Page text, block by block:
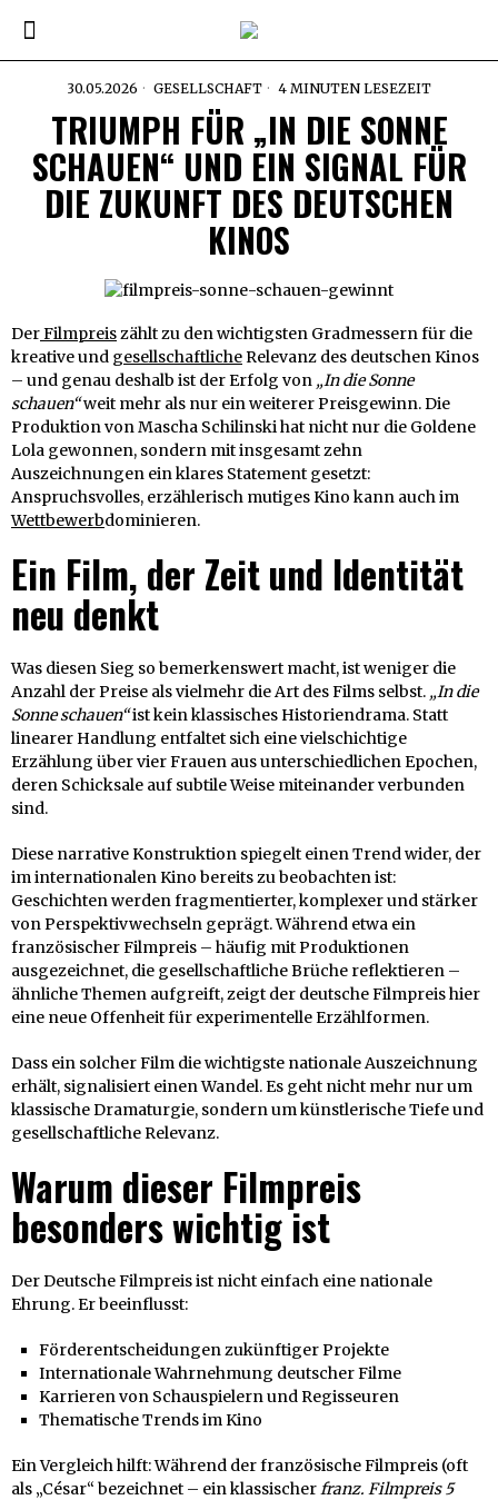
30.05.2026 GESELLSCHAFT 4 MINUTEN LESEZEIT
TRIUMPH FÜR „IN DIE SONNE
SCHAUEN“ UND EIN SIGNAL FÜR
DIE ZUKUNFT DES DEUTSCHEN
KINOS
DerFilmpreiszählt zu den wichtigsten Gradmessern für die
kreative und gesellschaftlicheRelevanz des deutschen Kinos
– und genau deshalb ist der Erfolg von „In die Sonne
schauen“weit mehr als nur ein weiterer Preisgewinn. Die
Produktion von Mascha Schilinski hat nicht nur die Goldene
Lola gewonnen, sondern mit insgesamt zehn
Auszeichnungen ein klares Statement gesetzt:
Anspruchsvolles, erzählerisch mutiges Kino kann auch im
Wettbewerbdominieren.
Ein Film, der Zeit und Identität
neu denkt
Was diesen Sieg so bemerkenswert macht, ist weniger die
Anzahl der Preise als vielmehr die Art des Films selbst. „In die
Sonne schauen“ist kein klassisches Historiendrama. Statt
linearer Handlung entfaltet sich eine vielschichtige
Erzählung über vier Frauen aus unterschiedlichen Epochen,
deren Schicksale auf subtile Weise miteinander verbunden
sind.
Diese narrative Konstruktion spiegelt einen Trend wider, der
im internationalen Kino bereits zu beobachten ist:
Geschichten werden fragmentierter, komplexer und stärker
von Perspektivwechseln geprägt. Während etwa ein
französischer Filmpreis – häufig mit Produktionen
ausgezeichnet, die gesellschaftliche Brüche reflektieren –
ähnliche Themen aufgreift, zeigt der deutsche Filmpreis hier
eine neue Offenheit für experimentelle Erzählformen.
Dass ein solcher Film die wichtigste nationale Auszeichnung
erhält, signalisiert einen Wandel. Es geht nicht mehr nur um
klassische Dramaturgie, sondern um künstlerische Tiefe und
gesellschaftliche Relevanz.
Warum dieser Filmpreis
besonders wichtig ist
Der Deutsche Filmpreis ist nicht einfach eine nationale
Ehrung. Er beeinflusst:
Förderentscheidungen zukünftiger Projekte
Internationale Wahrnehmung deutscher Filme
Karrieren von Schauspielern und Regisseuren
Thematische Trends im Kino
Ein Vergleich hilft: Während der französische Filmpreis (oft
als „César“ bezeichnet – ein klassischerfranz. Filmpreis 5